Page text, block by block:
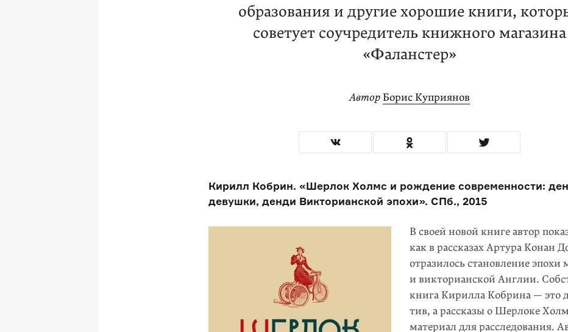
образования и другие хорошие книги,
советует соучредитель книжного магазина
«Фаланстер»
АвторБорис Куприянов
Кирилл Кобрин. «Шерлок Холмс и рождение современности:
девушки, денди Викторианской эпохи». СПб., 2015
В своей новой книге автор
как в рассказах Артура Конан
отразилось становление эпохи
и викторианской Англии.
книга Кирилла Кобрина — это
тив, а рассказы о Шерлоке
материал для расследования.